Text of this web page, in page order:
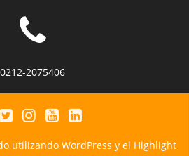
0212-2075406
utilizando WordPress y el Highlight